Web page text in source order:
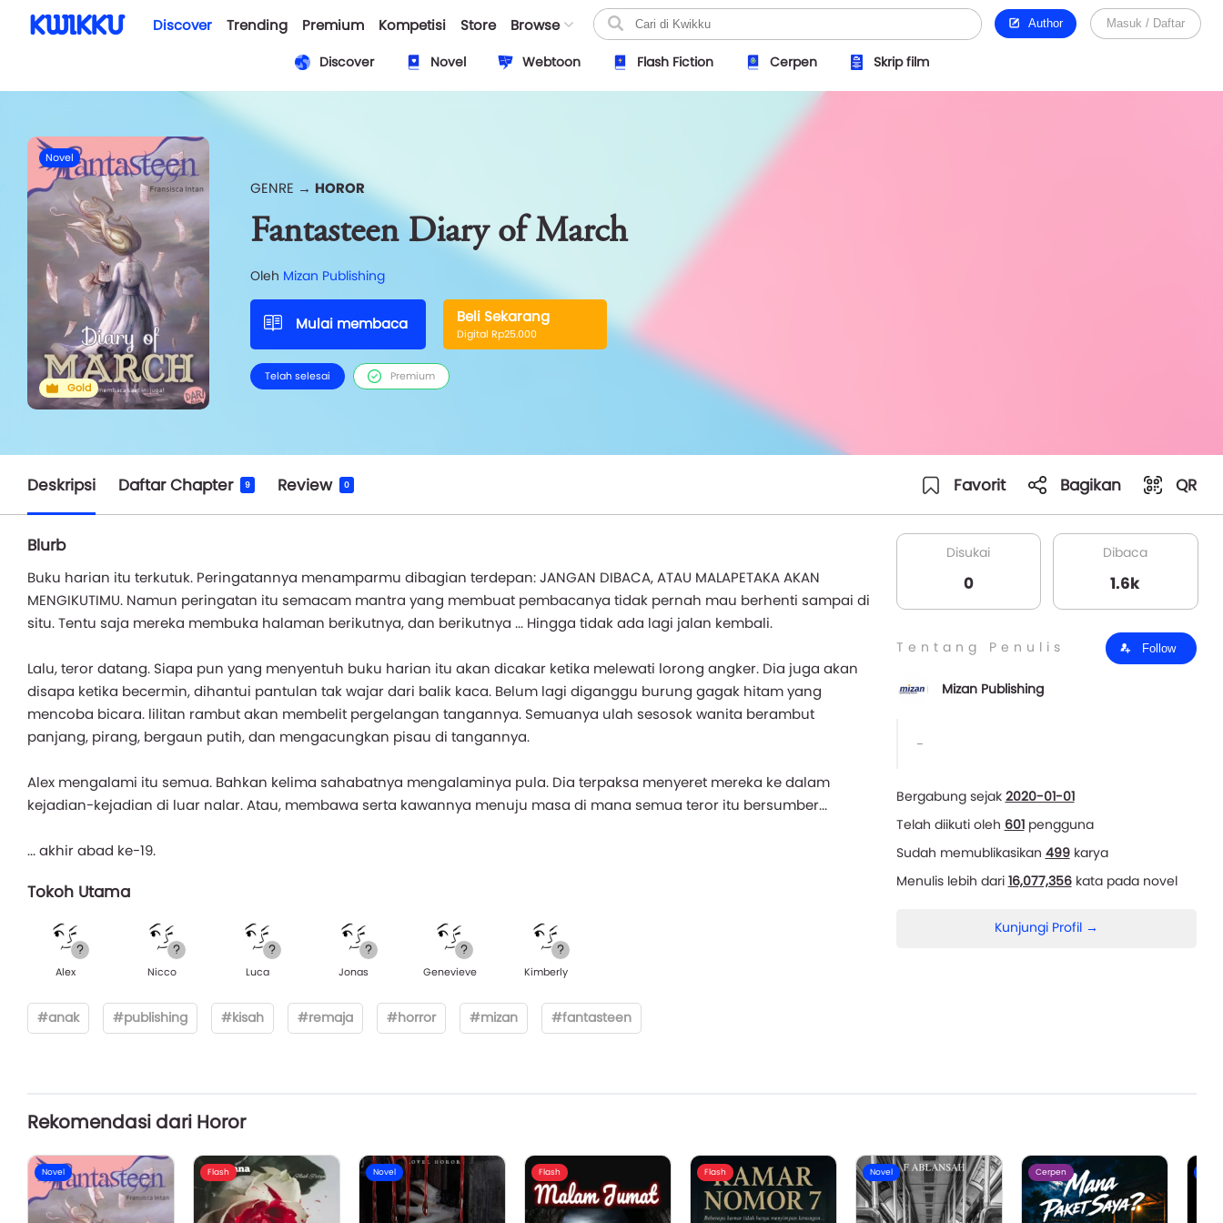
Discover Trending Premium Kompetisi Store Browse Author Masuk / Daftar
Discover Novel Webtoon Flash Fiction Cerpen Skrip film
Novel
Gold
GENRE → HOROR
Fantasteen Diary of March
Oleh Mizan Publishing
Mulai membaca Beli Sekarang
Digital Rp25.000
Telah selesai Premium
Deskripsi Daftar Chapter 9 Review 0 Favorit Bagikan QR
Blurb
Buku harian itu terkutuk. Peringatannya menamparmu dibagian terdepan: JANGAN DIBACA, ATAU MALAPETAKA AKAN
MENGIKUTIMU. Namun peringatan itu semacam mantra yang membuat pembacanya tidak pernah mau berhenti sampai di
situ. Tentu saja mereka membuka halaman berikutnya, dan berikutnya ... Hingga tidak ada lagi jalan kembali.
Lalu, teror datang. Siapa pun yang menyentuh buku harian itu akan dicakar ketika melewati lorong angker. Dia juga akan
disapa ketika becermin, dihantui pantulan tak wajar dari balik kaca. Belum lagi diganggu burung gagak hitam yang
mencoba bicara. lilitan rambut akan membelit pergelangan tangannya. Semuanya ulah sesosok wanita berambut
panjang, pirang, bergaun putih, dan mengacungkan pisau di tangannya.
Alex mengalami itu semua. Bahkan kelima sahabatnya mengalaminya pula. Dia terpaksa menyeret mereka ke dalam
kejadian-kejadian di luar nalar. Atau, membawa serta kawannya menuju masa di mana semua teror itu bersumber...
... akhir abad ke-19.
Tokoh Utama
Alex Nicco Luca Jonas Genevieve Kimberly
#anak #publishing #kisah #remaja #horror #mizan #fantasteen
Disukai
0
Dibaca
1.6k
Tentang Penulis Follow
Mizan Publishing
-
Bergabung sejak 2020-01-01
Telah diikuti oleh 601pengguna
Sudah memublikasikan 499karya
Menulis lebih dari 16,077,356kata pada novel
Kunjungi Profil →
Rekomendasi dari Horor
Novel Flash Novel Flash Flash Novel Cerpen